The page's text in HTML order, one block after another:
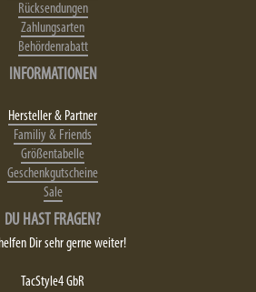
Rücksendungen
Zahlungsarten
Behördenrabatt
INFORMATIONEN
Hersteller & Partner
Familiy & Friends
Größentabelle
Geschenkgutscheine
Sale
DU HAST FRAGEN?
Dir sehr gerne weiter!
TacStyle4 GbR